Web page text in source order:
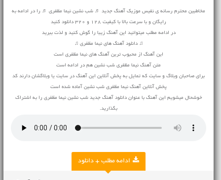
مخاطبین محترم رسانه ی نفیس موزیک آهنگ جدید ♬ شب نشین نیما مظفری ♬ را در ادامه به
رایگان و با سرعت بالا با کیفیت 128 و 320 دانلود کنید
در ادامه مطلب میتوانید این آهنگ زیبا را گوش کنید و لذت ببرید
♫ دانلود آهنگ های نیما مظفری ♫
این آهنگ از محبوب ترین آهنگ های نیما مظفری است
متن آهنگ نیما مظفری شب نشین هم در ادامه است
برای صاحبان وبلاگ و سایت که تمایل به پخش آنلاین این آهنگ در سایت یا وبلاگشان دارند کد
پخش آنلاین آهنگ نیما مظفری شب نشین آماده شده است
خوشحال میشویم این آهنگ با عنوان دانلود آهنگ جدید شب نشین نیما مظفری را به اشتراک
بگذارید.
ادامه مطلب + دانلود